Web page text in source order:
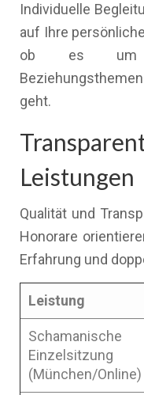
Individuelle
auf Ihre
ob es um
geht.
Leistungen
Qualität und
Honorare
Erfahrung und
Leistung
Schamanische
Einzelsitzung
(München/Online)